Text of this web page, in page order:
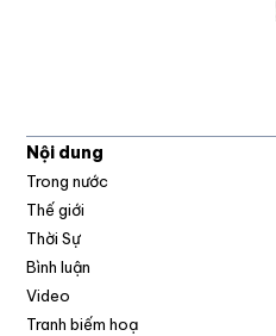
Nội dung
Trong nước
Thế giới
Thời Sự
Bình luận
Video
Tranh biếm hoạ